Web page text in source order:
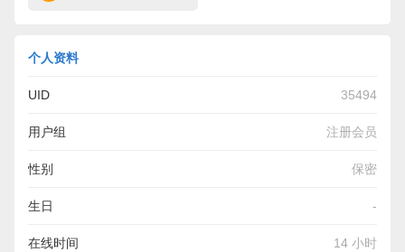
个人资料
UID 35494
用户组 注册会员
性别 保密
生日 -
在线时间 14 小时